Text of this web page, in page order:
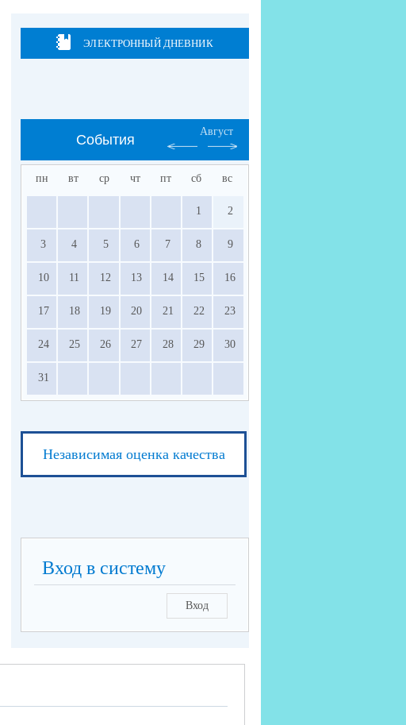
ЭЛЕКТРОННЫЙ ДНЕВНИК
События
Август
пн вт ср чт пт сб вс
1 2
3 4 5 6 7 8 9
10 11 12 13 14 15 16
17 18 19 20 21 22 23
24 25 26 27 28 29 30
31
Независимая оценка качества
Вход в систему
Вход